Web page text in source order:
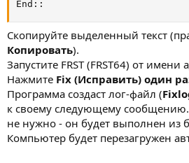
End::
Скопируйте выделенный текст
Копировать).
Запустите FRST (FRST64) от имени
Нажмите Fix (Исправить) один
Программа создаст лог-файл (
к своему следующему сообщению.
не нужно - он будет выполнен из
Компьютер будет перезагружен